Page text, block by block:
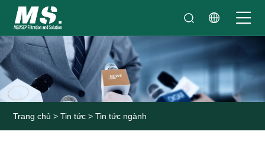
Trang chủ > Tin tức >Tin tức ngành